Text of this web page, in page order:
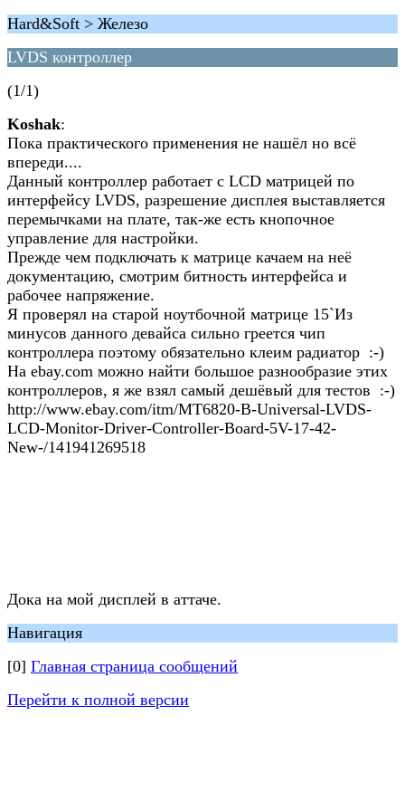
Hard&Soft > Железо
LVDS контроллер
(1/1)
Koshak:
Пока практического применения не нашёл но всё
впереди....
Данный контроллер работает с LCD матрицей по
интерфейсу LVDS, разрешение дисплея выставляется
перемычками на плате, так-же есть кнопочное
управление для настройки.
Прежде чем подключать к матрице качаем на неё
документацию, смотрим битность интерфейса и
рабочее напряжение.
Я проверял на старой ноутбочной матрице 15`Из
минусов данного девайса сильно греется чип
контроллера поэтому обязательно клеим радиатор :-)
На ebay.com можно найти большое разнообразие этих
контроллеров, я же взял самый дешёвый для тестов :-)
http://www.ebay.com/itm/MT6820-B-Universal-LVDS-
LCD-Monitor-Driver-Controller-Board-5V-17-42-
New-/141941269518
Дока на мой дисплей в аттаче.
Навигация
[0] Главная страница сообщений
Перейти к полной версии